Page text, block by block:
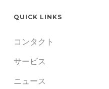
QUICK LINKS
コンタクト
サービス
ニュース